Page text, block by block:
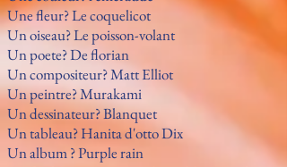
Une fleur? Le coquelicot
Un oiseau? Le poisson-volant
Un poete? De florian
Un compositeur? Matt Elliot
Un peintre? Murakami
Un dessinateur? Blanquet
Un tableau? Hanita d'otto Dix
Un album ? Purple rain